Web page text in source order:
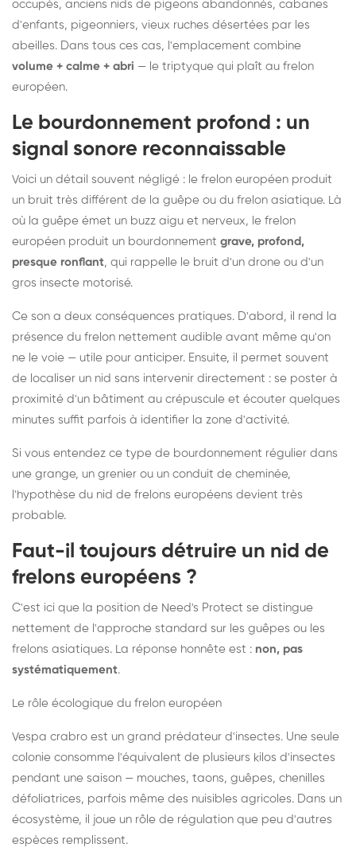
occupés, anciens nids de pigeons abandonnés, cabanes
d'enfants, pigeonniers, vieux ruches désertées par les
abeilles. Dans tous ces cas, l'emplacement combine
volume + calme + abri — le triptyque qui plaît au frelon
européen.
Le bourdonnement profond : un
signal sonore reconnaissable
Voici un détail souvent négligé : le frelon européen produit
un bruit très différent de la guêpe ou du frelon asiatique. Là
où la guêpe émet un buzz aigu et nerveux, le frelon
européen produit un bourdonnement grave, profond,
presque ronflant, qui rappelle le bruit d'un drone ou d'un
gros insecte motorisé.
Ce son a deux conséquences pratiques. D'abord, il rend la
présence du frelon nettement audible avant même qu'on
ne le voie — utile pour anticiper. Ensuite, il permet souvent
de localiser un nid sans intervenir directement : se poster à
proximité d'un bâtiment au crépuscule et écouter quelques
minutes suffit parfois à identifier la zone d'activité.
Si vous entendez ce type de bourdonnement régulier dans
une grange, un grenier ou un conduit de cheminée,
l'hypothèse du nid de frelons européens devient très
probable.
Faut-il toujours détruire un nid de
frelons européens ?
C'est ici que la position de Need's Protect se distingue
nettement de l'approche standard sur les guêpes ou les
frelons asiatiques. La réponse honnête est : non, pas
systématiquement.
Le rôle écologique du frelon européen
Vespa crabro est un grand prédateur d'insectes. Une seule
colonie consomme l'équivalent de plusieurs kilos d'insectes
pendant une saison — mouches, taons, guêpes, chenilles
défoliatrices, parfois même des nuisibles agricoles. Dans un
écosystème, il joue un rôle de régulation que peu d'autres
espèces remplissent.